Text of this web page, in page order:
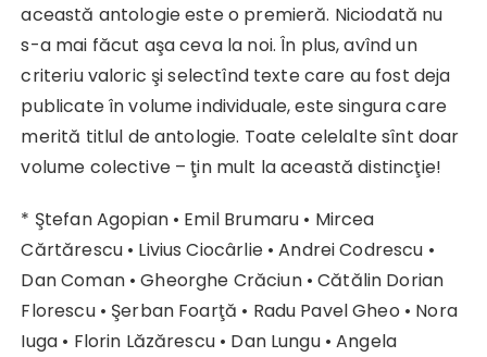
această antologie este o premieră. Niciodată nu
s-a mai făcut aşa ceva la noi. În plus, avînd un
criteriu valoric şi selectînd texte care au fost deja
publicate în volume individuale, este singura care
merită titlul de antologie. Toate celelalte sînt doar
volume colective – ţin mult la această distincţie!
* Ştefan Agopian • Emil Brumaru • Mircea
Cărtărescu • Livius Ciocârlie • Andrei Codrescu •
Dan Coman • Gheorghe Crăciun • Cătălin Dorian
Florescu • Şerban Foarţă • Radu Pavel Gheo • Nora
Iuga • Florin Lăzărescu • Dan Lungu • Angela